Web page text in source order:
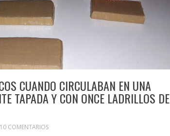
CUANDO CIRCULABAN EN UNA
TAPADA Y CON ONCE LADRILLOS DE
COMENTARIOS